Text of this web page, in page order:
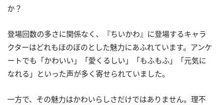
か？
登場回数の多さに関係なく、『ちいかわ』に登場するキャラ
クターはどれもほのぼのとした魅力にあふれています。アンケ
ートでも「かわいい」「愛くるしい」「もふもふ」「元気に
なれる」といった声が多く寄せられていました。
一方で、その魅力はかわいらしさだけではありません。理不